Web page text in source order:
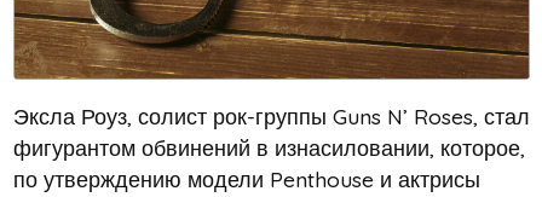
Эксла Роуз, солист рок-группы Guns N’ Roses, стал
фигурантом обвинений в изнасиловании, которое,
по утверждению модели Penthouse и актрисы